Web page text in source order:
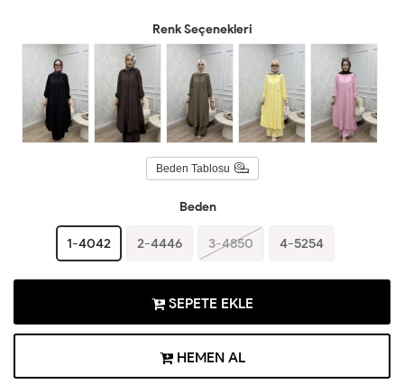
Renk Seçenekleri
Beden Tablosu
Beden
1-4042 2-4446 3-4850 4-5254
SEPETE EKLE
HEMEN AL